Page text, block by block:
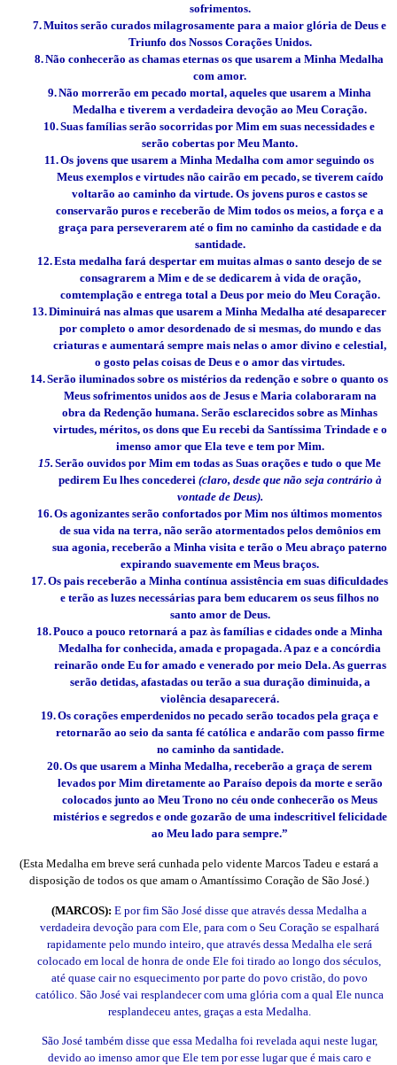
sofrimentos.
7.Muitos serão curados milagrosamente para a maior glória de Deus e
Triunfo dos Nossos Corações Unidos.
8.Não conhecerão as chamas eternas os que usarem a Minha Medalha
com amor.
9.Não morrerão em pecado mortal, aqueles que usarem a Minha
Medalha e tiverem a verdadeira devoção ao Meu Coração.
10.Suas famílias serão socorridas por Mim em suas necessidades e
serão cobertas por Meu Manto.
11.Os jovens que usarem a Minha Medalha com amor seguindo os
Meus exemplos e virtudes não cairão em pecado, se tiverem caído
voltarão ao caminho da virtude. Os jovens puros e castos se
conservarão puros e receberão de Mim todos os meios, a força e a
graça para perseverarem até o fim no caminho da castidade e da
santidade.
12.Esta medalha fará despertar em muitas almas o santo desejo de se
consagrarem a Mim e de se dedicarem à vida de oração,
comtemplação e entrega total a Deus por meio do Meu Coração.
13.Diminuirá nas almas que usarem a Minha Medalha até desaparecer
por completo o amor desordenado de si mesmas, do mundo e das
criaturas e aumentará sempre mais nelas o amor divino e celestial,
o gosto pelas coisas de Deus e o amor das virtudes.
14.Serão iluminados sobre os mistérios da redenção e sobre o quanto os
Meus sofrimentos unidos aos de Jesus e Maria colaboraram na
obra da Redenção humana. Serão esclarecidos sobre as Minhas
virtudes, méritos, os dons que Eu recebi da Santíssima Trindade e o
imenso amor que Ela teve e tem por Mim.
15. Serão ouvidos por Mim em todas as Suas orações e tudo o que Me
pedirem Eu lhes concederei (claro, desde que não seja contrário à
vontade de Deus).
16.Os agonizantes serão confortados por Mim nos últimos momentos
de sua vida na terra, não serão atormentados pelos demônios em
sua agonia, receberão a Minha visita e terão o Meu abraço paterno
expirando suavemente em Meus braços.
17.Os pais receberão a Minha contínua assistência em suas dificuldades
e terão as luzes necessárias para bem educarem os seus filhos no
santo amor de Deus.
18.Pouco a pouco retornará a paz às famílias e cidades onde a Minha
Medalha for conhecida, amada e propagada. A paz e a concórdia
reinarão onde Eu for amado e venerado por meio Dela. As guerras
serão detidas, afastadas ou terão a sua duração diminuida, a
violência desaparecerá.
19.Os corações emperdenidos no pecado serão tocados pela graça e
retornarão ao seio da santa fé católica e andarão com passo firme
no caminho da santidade.
20.Os que usarem a Minha Medalha, receberão a graça de serem
levados por Mim diretamente ao Paraíso depois da morte e serão
colocados junto ao Meu Trono no céu onde conhecerão os Meus
mistérios e segredos e onde gozarão de uma indescritivel felicidade
ao Meu lado para sempre.”
(Esta Medalha em breve será cunhada pelo vidente Marcos Tadeu e estará a
disposição de todos os que amam o Amantíssimo Coração de São José.)
(MARCOS): E por fim São José disse que através dessa Medalha a
verdadeira devoção para com Ele, para com o Seu Coração se espalhará
rapidamente pelo mundo inteiro, que através dessa Medalha ele será
colocado em local de honra de onde Ele foi tirado ao longo dos séculos,
até quase cair no esquecimento por parte do povo cristão, do povo
católico. São José vai resplandecer com uma glória com a qual Ele nunca
resplandeceu antes, graças a esta Medalha.
São José também disse que essa Medalha foi revelada aqui neste lugar,
devido ao imenso amor que Ele tem por esse lugar que é mais caro e